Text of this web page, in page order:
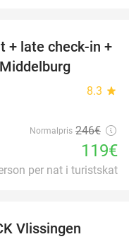
52%
+ late check-in +
8.3 star
Normalpris 246€
119€
per nat i turistskat
Vlissingen